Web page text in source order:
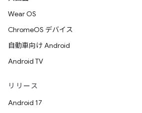
Wear OS
ChromeOS デバイス
自動車向け Android
Android TV
リリース
Android 17